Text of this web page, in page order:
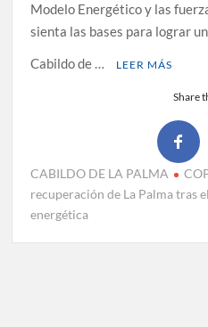
David Ruiz rechaza las críticas
defiende que Tazacorte
La Palma impulsa la inserción
El Día de la Cometa reúne a
Cruz de La Palma y refuerza el
Borja Perdomo acusa al
planificación y exige
Modelo Energético y las
sienta las bases para lograr
Cabildo de …
LEER MÁS
Share
CABILDO DE LA PALMA
recuperación de La Palma tras
energética